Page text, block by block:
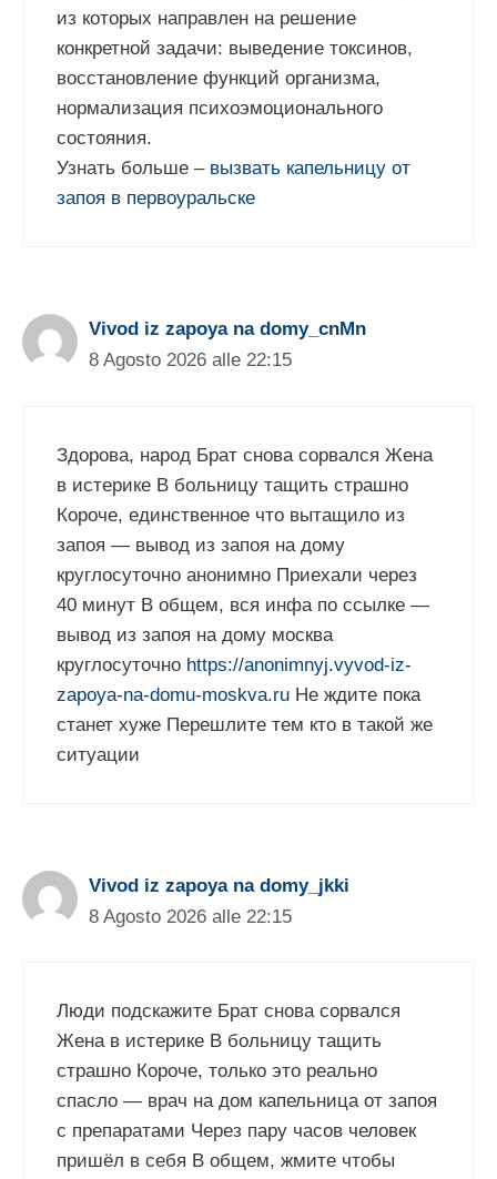
из которых направлен на решение
конкретной задачи: выведение токсинов,
восстановление функций организма,
нормализация психоэмоционального
состояния.
Узнать больше – вызвать капельницу от
запоя в первоуральске
Vivod iz zapoya na domy_cnMn
8 Agosto 2026 alle 22:15
Здорова, народ Брат снова сорвался Жена
в истерике В больницу тащить страшно
Короче, единственное что вытащило из
запоя — вывод из запоя на дому
круглосуточно анонимно Приехали через
40 минут В общем, вся инфа по ссылке —
вывод из запоя на дому москва
круглосуточно https://anonimnyj.vyvod-iz-
zapoya-na-domu-moskva.ru Не ждите пока
станет хуже Перешлите тем кто в такой же
ситуации
Vivod iz zapoya na domy_jkki
8 Agosto 2026 alle 22:15
Люди подскажите Брат снова сорвался
Жена в истерике В больницу тащить
страшно Короче, только это реально
спасло — врач на дом капельница от запоя
с препаратами Через пару часов человек
пришёл в себя В общем, жмите чтобы